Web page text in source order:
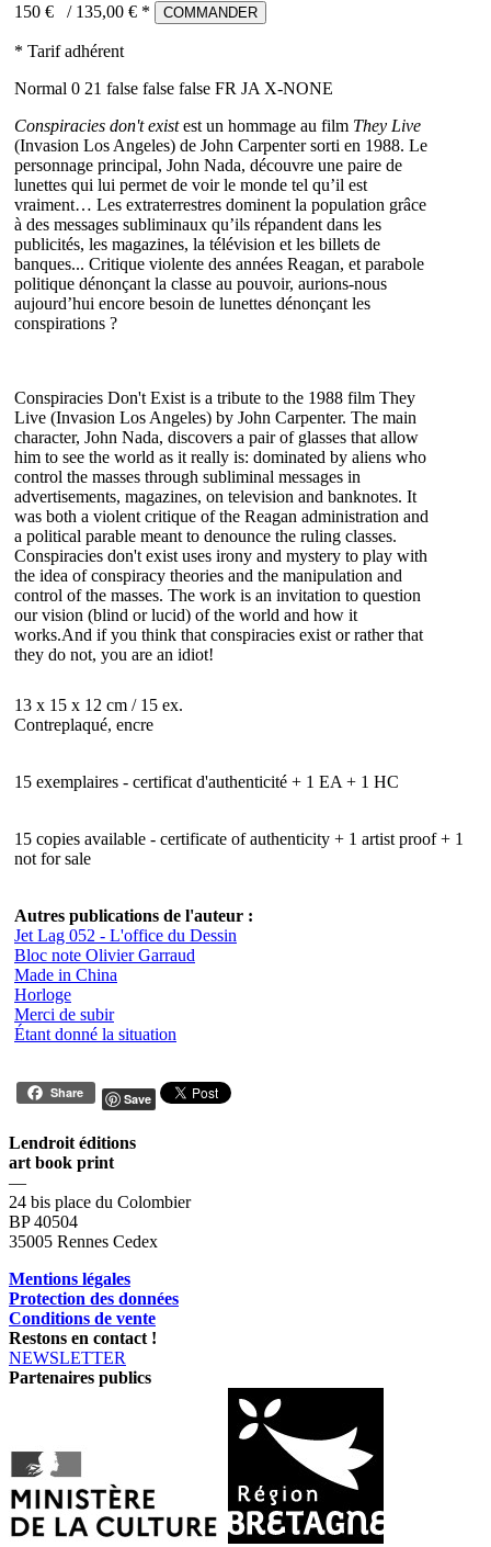
150 € / 135,00 € * COMMANDER
* Tarif adhérent
Normal 0 21 false false false FR JA X-NONE
Conspiracies don't existest un hommage au film They Live
(Invasion Los Angeles) de John Carpenter sorti en 1988. Le
personnage principal, John Nada, découvre une paire de
lunettes qui lui permet de voir le monde tel qu’il est
vraiment… Les extraterrestres dominent la population grâce
à des messages subliminaux qu’ils répandent dans les
publicités, les magazines, la télévision et les billets de
banques... Critique violente des années Reagan, et parabole
politique dénonçant la classe au pouvoir, aurions-nous
aujourd’hui encore besoin de lunettes dénonçant les
conspirations ?
Conspiracies Don't Exist is a tribute to the 1988 film They
Live (Invasion Los Angeles) by John Carpenter. The main
character, John Nada, discovers a pair of glasses that allow
him to see the world as it really is: dominated by aliens who
control the masses through subliminal messages in
advertisements, magazines, on television and banknotes. It
was both a violent critique of the Reagan administration and
a political parable meant to denounce the ruling classes.
Conspiracies don't exist uses irony and mystery to play with
the idea of conspiracy theories and the manipulation and
control of the masses. The work is an invitation to question
our vision (blind or lucid) of the world and how it
works.And if you think that conspiracies exist or rather that
they do not, you are an idiot!
13 x 15 x 12 cm / 15 ex.
Contreplaqué, encre
15 exemplaires - certificat d'authenticité + 1 EA + 1 HC
15 copies available - certificate of authenticity + 1 artist proof + 1
not for sale
Autres publications de l'auteur :
Jet Lag 052 - L'office du Dessin
Bloc note Olivier Garraud
Made in China
Horloge
Merci de subir
Étant donné la situation
Share Save
Lendroit éditions
art book print
—
24 bis place du Colombier
BP 40504
35005 Rennes Cedex
Mentions légales
Protection des données
Conditions de vente
Restons en contact !
NEWSLETTER
Partenaires publics